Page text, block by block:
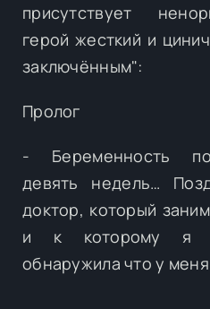
присутствует
герой жесткий и
заключённым":
Пролог
- Беременность
девять недель…
доктор, который
и к которому я
обнаружила что у